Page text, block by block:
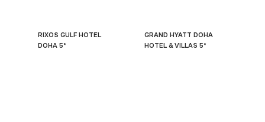
RIXOS GULF HOTEL
DOHA 5*
GRAND HYATT DOHA
HOTEL & VILLAS 5*